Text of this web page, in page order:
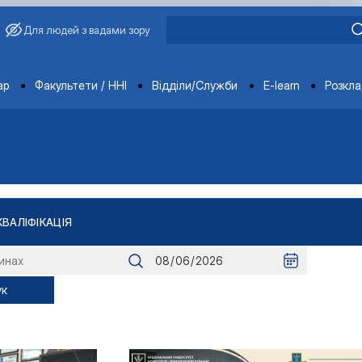
Для людей з вадами зору
Факультети / ННІ Відділи/Служби E-learn
якістю і безпечністю продукції …